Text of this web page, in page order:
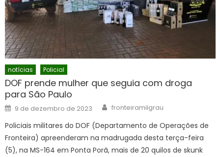
notícias Policial
DOF prende mulher que seguia com droga
para São Paulo
Posted
on
9 de dezembro de 2023 Author
fronteiramilgrau
Policiais militares do DOF (Departamento de Operações de
Fronteira) apreenderam na madrugada desta terça-feira
(5), na MS-164 em Ponta Porã, mais de 20 quilos de skunk